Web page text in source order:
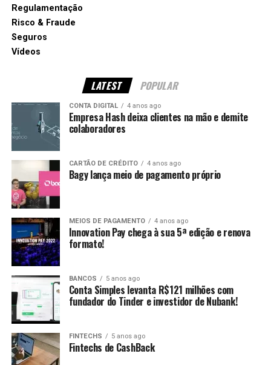
Regulamentação
Risco & Fraude
Seguros
Vídeos
LATEST POPULAR
CONTA DIGITAL 4 anos ago
Empresa Hash deixa clientes na mão e demite
colaboradores
CARTÃO DE CRÉDITO 4 anos ago
Bagy lança meio de pagamento próprio
MEIOS DE PAGAMENTO 4 anos ago
Innovation Pay chega à sua 5ª edição e renova
formato!
BANCOS 5 anos ago
Conta Simples levanta R$121 milhões com
fundador do Tinder e investidor de Nubank!
FINTECHS 5 anos ago
Fintechs de CashBack